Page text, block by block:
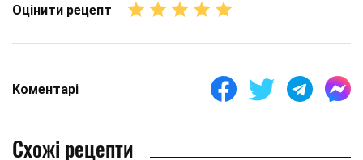
Оцінити рецепт
Коментарі
Схожі рецепти